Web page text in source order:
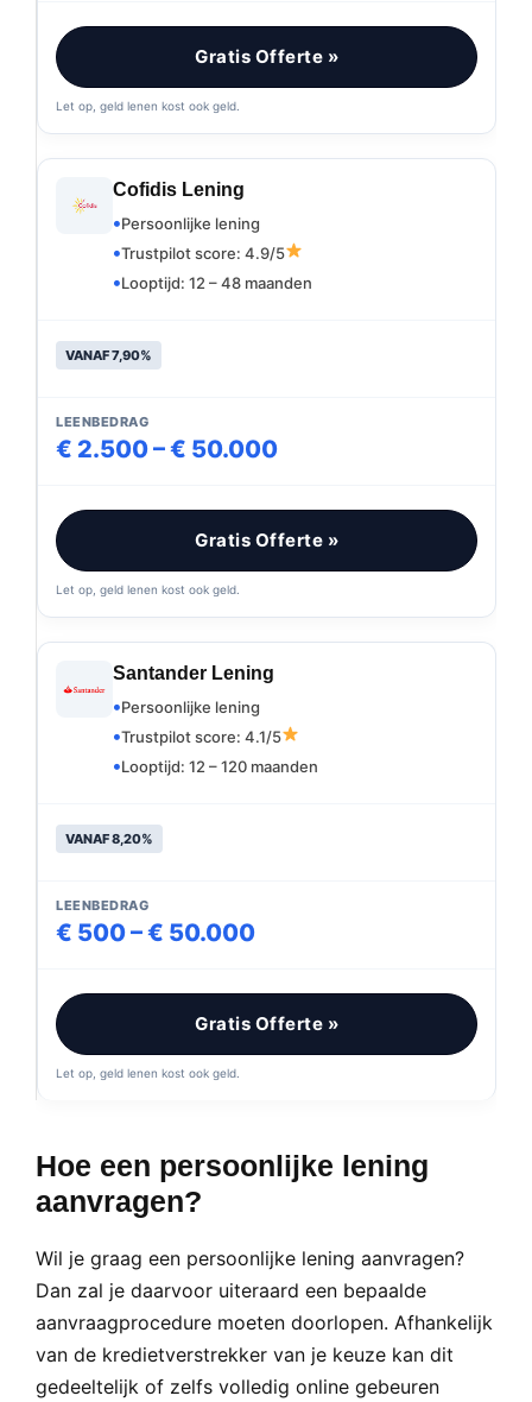
Gratis Offerte »
Let op, geld lenen kost ook geld.
Cofidis Lening
Persoonlijke lening
Trustpilot score: 4.9/5
Looptijd: 12 – 48 maanden
VANAF 7,90%
LEENBEDRAG
€ 2.500 – € 50.000
Gratis Offerte »
Let op, geld lenen kost ook geld.
Santander Lening
Persoonlijke lening
Trustpilot score: 4.1/5
Looptijd: 12 – 120 maanden
VANAF 8,20%
LEENBEDRAG
€ 500 – € 50.000
Gratis Offerte »
Let op, geld lenen kost ook geld.
Hoe een persoonlijke lening
aanvragen?
Wil je graag een persoonlijke lening aanvragen?
Dan zal je daarvoor uiteraard een bepaalde
aanvraagprocedure moeten doorlopen. Afhankelijk
van de kredietverstrekker van je keuze kan dit
gedeeltelijk of zelfs volledig online gebeuren